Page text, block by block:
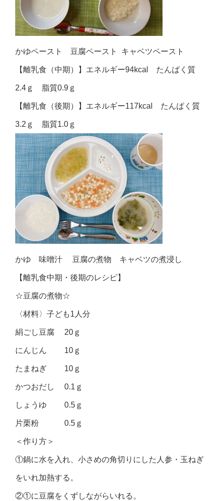
かゆペースト 豆腐ペースト キャベツペースト
【離乳食（中期）】エネルギー94kcal たんぱく質
2.4ｇ 脂質0.9ｇ
【離乳食（後期）】エネルギー117kcal たんぱく質
3.2ｇ 脂質1.0ｇ
かゆ 味噌汁 豆腐の煮物 キャベツの煮浸し
【離乳食中期・後期のレシピ】
☆豆腐の煮物☆
〈材料〉子ども1人分
絹ごし豆腐 20ｇ
にんじん 10ｇ
たまねぎ 10ｇ
かつおだし 0.1ｇ
しょうゆ 0.5ｇ
片栗粉 0.5ｇ
＜作り方＞
①鍋に水を入れ、小さめの角切りにした人参・玉ねぎ
をいれ加熱する。
②①に豆腐をくずしながらいれる。